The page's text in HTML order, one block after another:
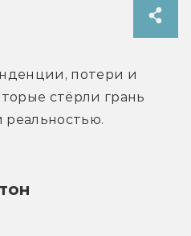
потери и
стёрли грань